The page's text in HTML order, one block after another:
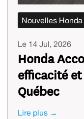
Nouvelles Honda
Le 14 Jul, 2026
Honda
efficacité
Québec
Lire plus →